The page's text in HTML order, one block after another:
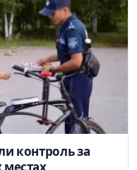
контроль за